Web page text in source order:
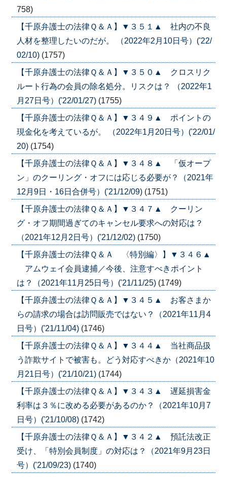
758)
【千原弁護士の法律Ｑ＆Ａ】▼３５１▲ 社内の不良
人材を整理したいのだが。 （2022年2月10日号）('22/
02/10) (1757)
【千原弁護士の法律Ｑ＆Ａ】▼３５０▲ クロスリク
ルート行為の会員の除名処分。リスクは？ （2022年1
月27日号）('22/01/27) (1755)
【千原弁護士の法律Ｑ＆Ａ】▼３４９▲ ポイントの
現金化を考えているが。 （2022年1月20日号）('22/01/
20) (1754)
【千原弁護士の法律Ｑ＆Ａ】▼３４８▲ 「仮オープ
ン」のクーリング・オフには応じる必要が？（2021年
12月9日・16日合併号）('21/12/09) (1751)
【千原弁護士の法律Ｑ＆Ａ】▼３４７▲ クーリン
グ・オフ期間過ぎてのキャンセル要求への対応は？
（2021年12月2日号）('21/12/02) (1750)
【千原弁護士の法律Ｑ＆Ａ 〈特別編〉】▼３４６▲
アムウェイ会員逮捕／今後、注意すべきポイント
は？（2021年11月25日号）('21/11/25) (1749)
【千原弁護士の法律Ｑ＆Ａ】▼３４５▲ お客さまか
らの請求の場合は訪問販売ではない？（2021年11月4
日号）('21/11/04) (1746)
【千原弁護士の法律Ｑ＆Ａ】▼３４４▲ 当社商品扱
う詐欺サイトで被害も。どう対応すべきか（2021年10
月21日号）('21/10/21) (1744)
【千原弁護士の法律Ｑ＆Ａ】▼３４３▲ 遅延損害金
利率は３％に改める必要があるのか？（2021年10月7
日号）('21/10/08) (1742)
【千原弁護士の法律Ｑ＆Ａ】▼３４２▲ 預託法改正
受け、「特別会員制度」の対応は？（2021年9月23日
号）('21/09/23) (1740)